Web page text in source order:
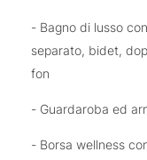
- Bagno di lusso
separato, bidet,
fon
- Guardaroba ed
- Borsa wellness